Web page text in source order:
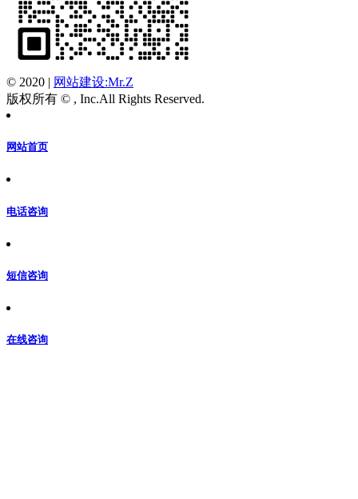
© 2020 | 网站建设:Mr.Z
版权所有 © , Inc.All Rights Reserved.
网站首页
电话咨询
短信咨询
在线咨询